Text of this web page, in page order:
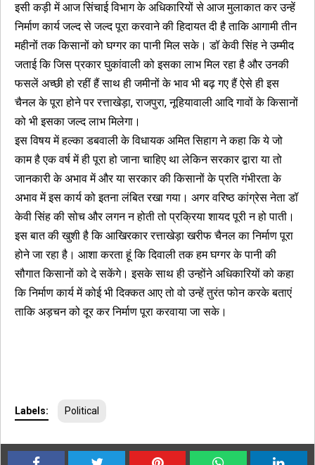
इसी कड़ी में आज सिंचाई विभाग के अधिकारियों से आज मुलाकात कर उन्हें
निर्माण कार्य जल्द से जल्द पूरा करवाने की हिदायत दी है ताकि आगामी तीन
महीनों तक किसानों को घग्गर का पानी मिल सके। डॉ केवी सिंह ने उम्मीद
जताई कि जिस प्रकार घुकांवाली को इसका लाभ मिल रहा है और उनकी
फसलें अच्छी हो रहीं हैं साथ ही जमीनों के भाव भी बढ़ गए हैं ऐसे ही इस
चैनल के पूरा होने पर रत्ताखेड़ा, राजपुरा, नूहियावाली आदि गावों के किसानों
को भी इसका जल्द लाभ मिलेगा।
इस विषय में हल्का डबवाली के विधायक अमित सिहाग ने कहा कि ये जो
काम है एक वर्ष में ही पूरा हो जाना चाहिए था लेकिन सरकार द्वारा या तो
जानकारी के अभाव में और या सरकार की किसानों के प्रति गंभीरता के
अभाव में इस कार्य को इतना लंबित रखा गया। अगर वरिष्ठ कांग्रेस नेता डॉ
केवी सिंह की सोच और लगन न होती तो प्रक्रिया शायद पूरी न हो पाती।
इस बात की खुशी है कि आखिरकार रत्ताखेड़ा खरीफ चैनल का निर्माण पूरा
होने जा रहा है। आशा करता हूं कि दिवाली तक हम घग्गर के पानी की
सौगात किसानों को दे सकेंगे। इसके साथ ही उन्होंने अधिकारियों को कहा
कि निर्माण कार्य में कोई भी दिक्कत आए तो वो उन्हें तुरंत फोन करके बताएं
ताकि अड़चन को दूर कर निर्माण पूरा करवाया जा सके।
Labels: Political